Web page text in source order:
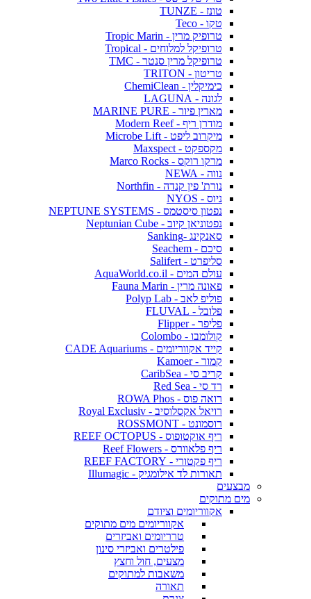
טונז - TUNZE
טקו - Teco
טרופיק מרין - Tropic Marin
טרופיקל למלוחים - Tropical
טרופיקל מרין סנטר - TMC
טריטון - TRITON
כימיקלין - ChemiClean
לגונה - LAGUNA
מארין פיור - MARINE PURE
מודרן ריף - Modern Reef
מיקרוב ליפט - Microbe Lift
מקספקט - Maxspect
מרקו רוקס - Marco Rocks
נווה - NEWA
נורת' פין קנדה - Northfin
ניוס - NYOS
נפטון סיסטמס - NEPTUNE SYSTEMS
נפטוניאן קיוב - Neptunian Cube
סאנקינג -Sanking
סיכם - Seachem
סליפרט - Salifert
עולם המים - AquaWorld.co.il
פאונה מרין - Fauna Marin
פוליפ לאב - Polyp Lab
פלובל - FLUVAL
פליפר - Flipper
קולומבו - Colombo
קייד אקווריומים - CADE Aquariums
קמור - Kamoer
קריב סי - CaribSea
רד סי - Red Sea
רואה פוס - ROWA Phos
רויאל אקסלוסיב - Royal Exclusiv
רוסמונט - ROSSMONT
ריף אוקטופוס - REEF OCTOPUS
ריף פלאוורס - Reef Flowers
ריף פקטורי - REEF FACTORY
תאורות לד אילומגיק - Illumagic
מבצעים
מים מתוקים
אקווריומים וציודם
אקווריומים מים מתוקים
טרריומים ואביזרים
פילטרים ואביזרי סינון
מצעים, חול וחצץ
משאבות למתוקים
תאורה